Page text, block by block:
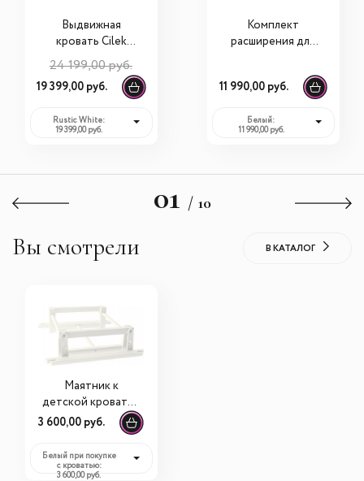
Выдвижная
кровать Cilek
Rustic White Pull
Out Bed (100x200
Cm) 20.72.1320.00
24 199,00 руб.
19 399,00 руб.
Rustic White:
19 399,00 руб.
Комплект
расширения для
11 990,00 руб.
Белый:
11 990,00 руб.
01 / 10
Вы смотрели В КАТАЛОГ
Маятник к
детской кроватке
Dreams
3 600,00 руб.
Белый при покупке
с кроватью:
3 600,00 руб.